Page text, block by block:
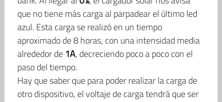
que no tiene más carga al parpadear el último led
azul. Esta carga se realizó en un tiempo
aproximado de 8 horas, con una intensidad media
alrededor de 1A, decreciendo poco a poco con el
paso del tiempo.
Hay que saber que para poder realizar la carga de
otro dispositivo, el voltaje de carga tendrá que ser